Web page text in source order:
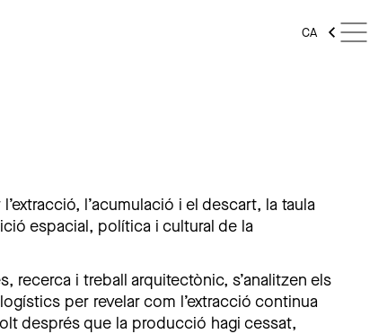
CA
l’acumulació i el descart, la taula
espacial, política i cultural de la
recerca i treball arquitectònic, s’analitzen els
per revelar com l’extracció continua
després que la producció hagi cessat,